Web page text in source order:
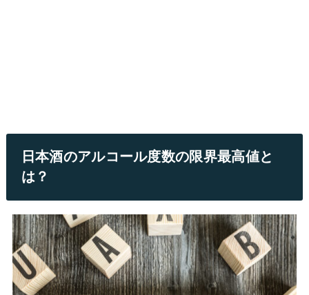
日本酒のアルコール度数の限界最高値と
は？